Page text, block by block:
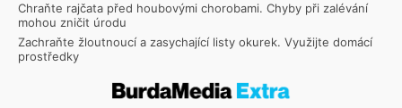
Chraňte rajčata před houbovými chorobami. Chyby při zalévání
mohou zničit úrodu
Zachraňte žloutnoucí a zasychající listy okurek. Využijte domácí
prostředky